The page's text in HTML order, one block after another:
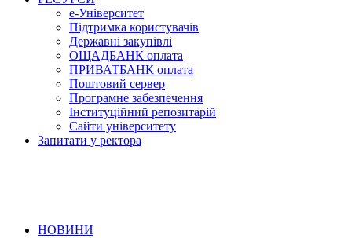
е-Університет
Підтримка користувачів
Державні закупівлі
ОЩАДБАНК оплата
ПРИВАТБАНК оплата
Поштовий сервер
Програмне забезпечення
Інституційний репозитарій
Сайти університету
Запитати у ректора
НОВИНИ